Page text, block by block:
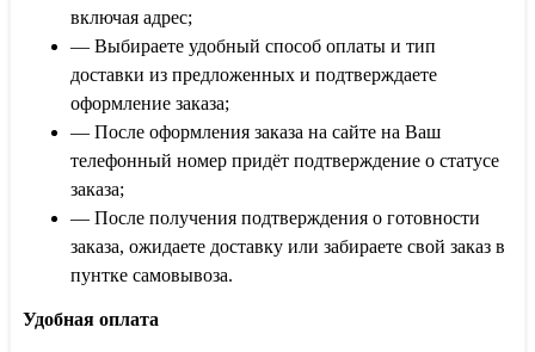
включая адрес;
— Выбираете удобный способ оплаты и тип
доставки из предложенных и подтверждаете
оформление заказа;
— После оформления заказа на сайте на Ваш
телефонный номер придёт подтверждение о статусе
заказа;
— После получения подтверждения о готовности
заказа, ожидаете доставку или забираете свой заказ в
пунтке самовывоза.
Удобная оплата